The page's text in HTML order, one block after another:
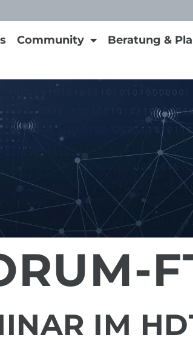
Community Beratung &
IM